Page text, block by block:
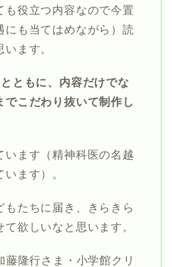
も役立つ内容なので今置
にも当てはめながら）読
ます。
ともに、内容だけでな
でこだわり抜いて制作し
います（精神科医の名越
ます）。
もたちに届き、きらきら
欲しいなと思います。
藤隆行さま・小学館クリ